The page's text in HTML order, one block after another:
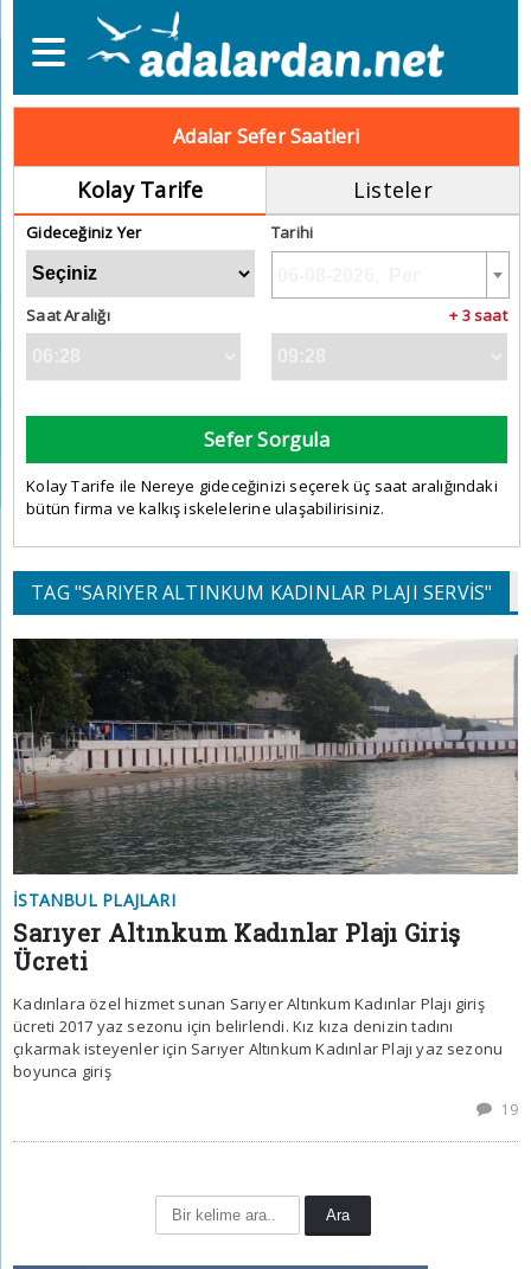
Adalar Sefer Saatleri
Kolay Tarife Listeler
Gideceğiniz Yer Tarihi
Saat Aralığı + 3 saat
Sefer Sorgula
Kolay Tarife ile Nereye gideceğinizi seçerek üç saat aralığındaki
bütün firma ve kalkış iskelelerine ulaşabilirisiniz.
TAG "SARIYER ALTINKUM KADINLAR PLAJI SERVIS"
İSTANBUL PLAJLARI
Sarıyer Altınkum Kadınlar Plajı Giriş
Ücreti
Kadınlara özel hizmet sunan Sarıyer Altınkum Kadınlar Plajı giriş
ücreti 2017 yaz sezonu için belirlendi. Kız kıza denizin tadını
çıkarmak isteyenler için Sarıyer Altınkum Kadınlar Plajı yaz sezonu
boyunca giriş
19